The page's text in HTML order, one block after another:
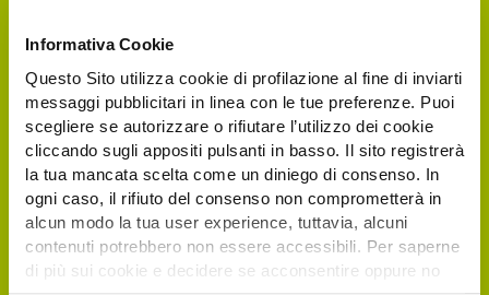
Informativa Cookie
Questo Sito utilizza cookie di profilazione al fine di inviarti
messaggi pubblicitari in linea con le tue preferenze. Puoi
scegliere se autorizzare o rifiutare l’utilizzo dei cookie
cliccando sugli appositi pulsanti in basso. Il sito registrerà
la tua mancata scelta come un diniego di consenso. In
ogni caso, il rifiuto del consenso non comprometterà in
alcun modo la tua user experience, tuttavia, alcuni
contenuti potrebbero non essere accessibili. Per saperne
di più sui cookie e decidere se acconsentire oppure no
Request your free e-
ticket
Italian and foreign visitors and operators
interested in visiting Agrilevante by Eima 2025